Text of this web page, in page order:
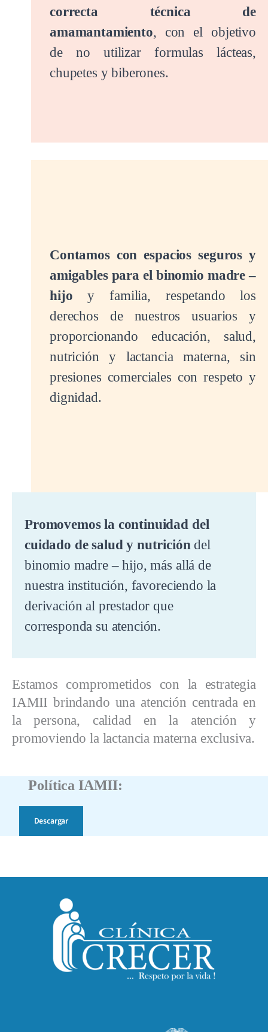
correcta técnica de
amamantamiento, con el objetivo
de no utilizar formulas lácteas,
chupetes y biberones.
Contamos con espacios seguros y
amigables para el binomio madre –
hijo y familia, respetando los
derechos de nuestros usuarios y
proporcionando educación, salud,
nutrición y lactancia materna, sin
presiones comerciales con respeto y
dignidad.
Promovemos la continuidad del
cuidado de salud y nutrición del
binomio madre – hijo, más allá de
nuestra institución, favoreciendo la
derivación al prestador que
corresponda su atención.
Estamos comprometidos con la estrategia
IAMII brindando una atención centrada en
la persona, calidad en la atención y
promoviendo la lactancia materna exclusiva.
Política IAMII:
Descargar